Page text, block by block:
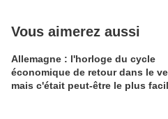
Vous aimerez aussi
Allemagne : l'horloge du cycle
économique de retour dans le
mais c'était peut-être le plus